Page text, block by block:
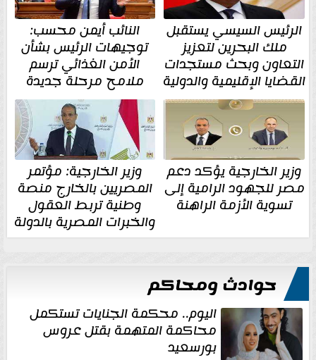
الرئيس السيسي يستقبل
ملك البحرين لتعزيز
التعاون وبحث مستجدات
القضايا الإقليمية والدولية
النائب أيمن محسب:
توجيهات الرئيس بشأن
الأمن الغذائي ترسم
ملامح مرحلة جديدة
وزير الخارجية يؤكد دعم
مصر للجهود الرامية إلى
تسوية الأزمة الراهنة
وزير الخارجية: مؤتمر
المصريين بالخارج منصة
وطنية تربط العقول
والخبرات المصرية بالدولة
حوادث ومحاكم
اليوم.. محكمة الجنايات تستكمل
محاكمة المتهمة بقتل عروس
بورسعيد